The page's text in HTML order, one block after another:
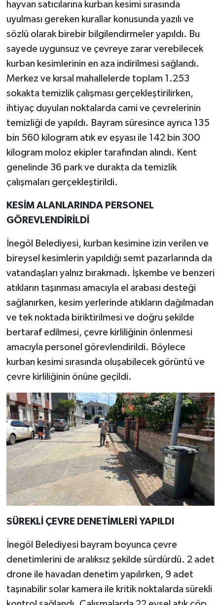
hayvan satıcılarına kurban kesimi sırasında
uyulması gereken kurallar konusunda yazılı ve
sözlü olarak birebir bilgilendirmeler yapıldı. Bu
sayede uygunsuz ve çevreye zarar verebilecek
kurban kesimlerinin en aza indirilmesi sağlandı.
Merkez ve kırsal mahallelerde toplam 1.253
sokakta temizlik çalışması gerçekleştirilirken,
ihtiyaç duyulan noktalarda cami ve çevrelerinin
temizliği de yapıldı. Bayram süresince ayrıca 135
bin 560 kilogram atık ev eşyası ile 142 bin 300
kilogram moloz ekipler tarafından alındı. Kent
genelinde 36 park ve durakta da temizlik
çalışmaları gerçekleştirildi.
KESİM ALANLARINDA PERSONEL
GÖREVLENDİRİLDİ
İnegöl Belediyesi, kurban kesimine izin verilen ve
bireysel kesimlerin yapıldığı semt pazarlarında da
vatandaşları yalnız bırakmadı. İşkembe ve benzeri
atıkların taşınması amacıyla el arabası desteği
sağlanırken, kesim yerlerinde atıkların dağılmadan
ve tek noktada biriktirilmesi ve doğru şekilde
bertaraf edilmesi, çevre kirliliğinin önlenmesi
amacıyla personel görevlendirildi. Böylece
kurban kesimi sırasında oluşabilecek görüntü ve
çevre kirliliğinin önüne geçildi.
SÜREKLİ ÇEVRE DENETİMLERİ YAPILDI
İnegöl Belediyesi bayram boyunca çevre
denetimlerini de aralıksız şekilde sürdürdü. 2 adet
drone ile havadan denetim yapılırken, 9 adet
taşınabilir solar kamera ile kritik noktalarda sürekli